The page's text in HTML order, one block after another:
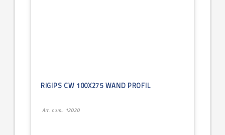
RIGIPS CW 100X275 WAND PROFIL
Art. num.: 12020